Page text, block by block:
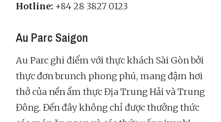
Hotline: +84 28 3827 0123
Au Parc Saigon
Au Parc ghi điểm với thực khách Sài Gòn bởi
thực đơn brunch phong phú, mang đậm hơi
thở của nền ẩm thực Địa Trung Hải và Trung
Đông. Đến đây không chỉ được thưởng thức